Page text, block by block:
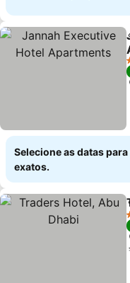
Selecione as datas
exatos.